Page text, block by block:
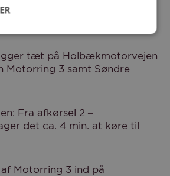
tæt på Holbækmotorvejen
Motorring 3 samt Søndre
Fra afkørsel 2 –
det ca. 4 min. at køre til
Motorring 3 ind på